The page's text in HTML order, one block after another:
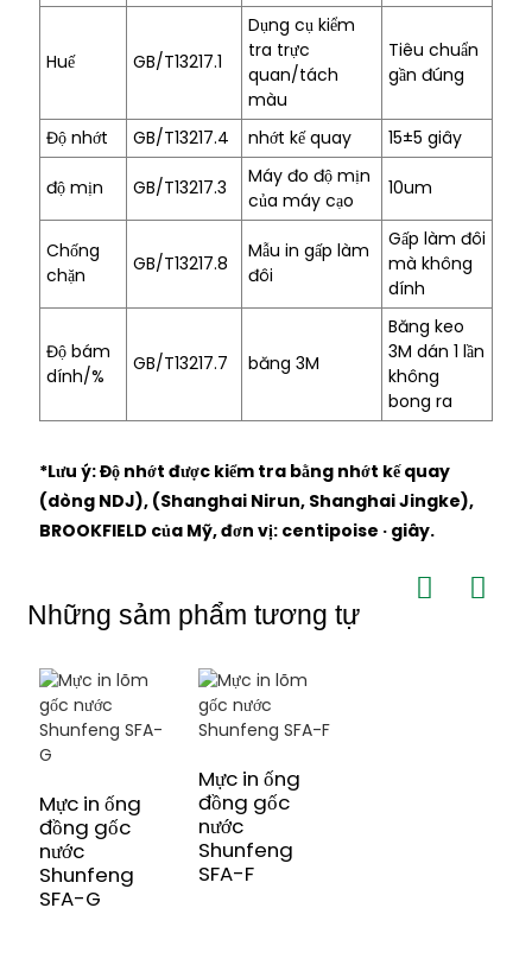
Huế GB/T13217.1
Dụng cụ kiểm
tra trực
quan/tách
màu
Tiêu chuẩn
gần đúng
Độ nhớt GB/T13217.4 nhớt kế quay 15±5 giây
độ mịn GB/T13217.3
Máy đo độ mịn
của máy cạo
10um
Chống
chặn
GB/T13217.8
Mẫu in gấp làm
đôi
Gấp làm đôi
mà không
dính
Độ bám
dính/%
GB/T13217.7 băng 3M
Băng keo
3M dán 1 lần
không
bong ra
*Lưu ý: Độ nhớt được kiểm tra bằng nhớt kế quay
(dòng NDJ), (Shanghai Nirun, Shanghai Jingke),
BROOKFIELD của Mỹ, đơn vị: centipoise · giây.
Những sảm phẩm tương tự
Mực in ống
đồng gốc
nước
Shunfeng
SFA-G
Mực in ống
đồng gốc
nước
Shunfeng
SFA-F